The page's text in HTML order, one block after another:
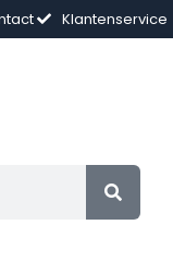
Klantenservice